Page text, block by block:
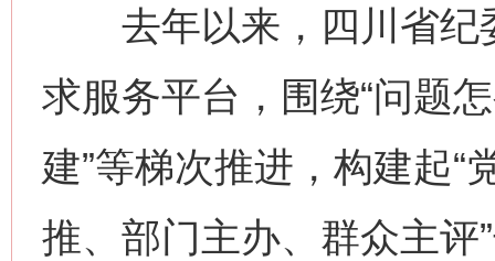
去年以来，四川省纪
求服务平台，围绕“问题
建”等梯次推进，构建起
推、部门主办、群众主评
网上购药对药下症？